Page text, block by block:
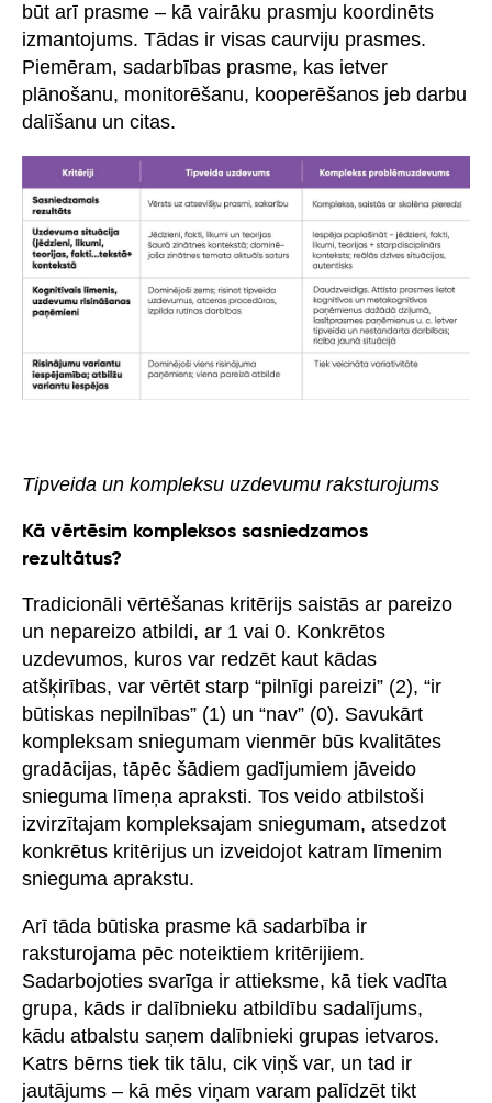
būt arī prasme – kā vairāku prasmju koordinēts
izmantojums. Tādas ir visas caurviju prasmes.
Piemēram, sadarbības prasme, kas ietver
plānošanu, monitorēšanu, kooperēšanos jeb darbu
dalīšanu un citas.
Tipveida un kompleksu uzdevumu raksturojums
Kā vērtēsim kompleksos sasniedzamos
rezultātus?
Tradicionāli vērtēšanas kritērijs saistās ar pareizo
un nepareizo atbildi, ar 1 vai 0. Konkrētos
uzdevumos, kuros var redzēt kaut kādas
atšķirības, var vērtēt starp “pilnīgi pareizi” (2), “ir
būtiskas nepilnības” (1) un “nav” (0). Savukārt
kompleksam sniegumam vienmēr būs kvalitātes
gradācijas, tāpēc šādiem gadījumiem jāveido
snieguma līmeņa apraksti. Tos veido atbilstoši
izvirzītajam kompleksajam sniegumam, atsedzot
konkrētus kritērijus un izveidojot katram līmenim
snieguma aprakstu.
Arī tāda būtiska prasme kā sadarbība ir
raksturojama pēc noteiktiem kritērijiem.
Sadarbojoties svarīga ir attieksme, kā tiek vadīta
grupa, kāds ir dalībnieku atbildību sadalījums,
kādu atbalstu saņem dalībnieki grupas ietvaros.
Katrs bērns tiek tik tālu, cik viņš var, un tad ir
jautājums – kā mēs viņam varam palīdzēt tikt